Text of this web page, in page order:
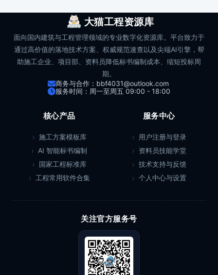
大猫工程资源库
面向国内建筑与工程管理领域的专业数字化资源库。平台致力于
通过高价值的落地技术方案、权威规范速查以及尖端AI引擎，帮
助施工企业、项目部、资料员降低标书编制成本、缩短投标周
期。
商务与合作：bbf4031@outlook.com
服务时间：周一至周五 09:00 - 18:00
核心产品
施工方案模板库
AI 智能标书编制
国家工程标准库
工程常用软件合集
服务中心
用户注册与登录
资料员技能学堂
技术支持与反馈
个人中心与设置
关注官方服务号